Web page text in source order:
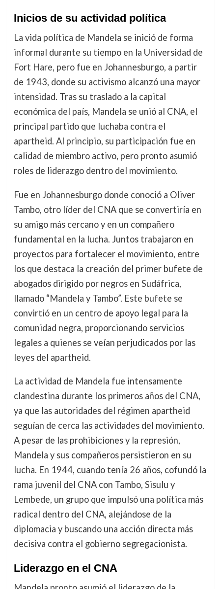
Inicios de su actividad política
La vida política de Mandela se inició de forma
informal durante su tiempo en la Universidad de
Fort Hare, pero fue en Johannesburgo, a partir
de 1943, donde su activismo alcanzó una mayor
intensidad. Tras su traslado a la capital
económica del país, Mandela se unió al CNA, el
principal partido que luchaba contra el
apartheid. Al principio, su participación fue en
calidad de miembro activo, pero pronto asumió
roles de liderazgo dentro del movimiento.
Fue en Johannesburgo donde conoció a Oliver
Tambo, otro líder del CNA que se convertiría en
su amigo más cercano y en un compañero
fundamental en la lucha. Juntos trabajaron en
proyectos para fortalecer el movimiento, entre
los que destaca la creación del primer bufete de
abogados dirigido por negros en Sudáfrica,
llamado “Mandela y Tambo”. Este bufete se
convirtió en un centro de apoyo legal para la
comunidad negra, proporcionando servicios
legales a quienes se veían perjudicados por las
leyes del apartheid.
La actividad de Mandela fue intensamente
clandestina durante los primeros años del CNA,
ya que las autoridades del régimen apartheid
seguían de cerca las actividades del movimiento.
A pesar de las prohibiciones y la represión,
Mandela y sus compañeros persistieron en su
lucha. En 1944, cuando tenía 26 años, cofundó la
rama juvenil del CNA con Tambo, Sisulu y
Lembede, un grupo que impulsó una política más
radical dentro del CNA, alejándose de la
diplomacia y buscando una acción directa más
decisiva contra el gobierno segregacionista.
Liderazgo en el CNA